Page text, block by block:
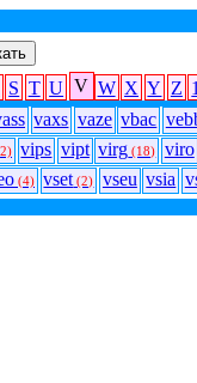
S T U V W X Y Z 1
vaxs vaze vbac
vips vipt virg (18) viro
(4) vset (2) vseu vsia